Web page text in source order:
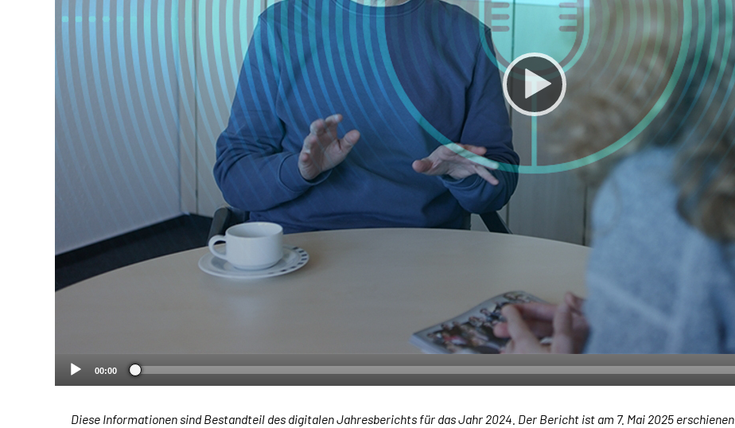
00:00
Diese Informationen sind Bestandteil des digitalen Jahresberichts für das Jahr 2024. Der Bericht ist am 7. Mai 2025 erschienen.